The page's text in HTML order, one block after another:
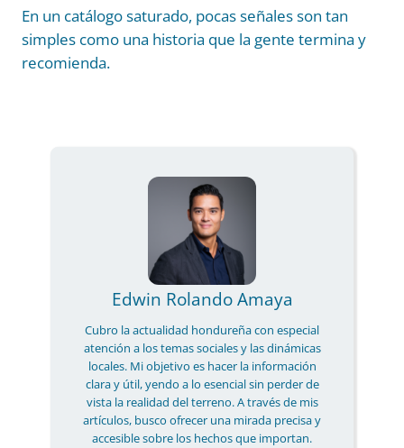
En un catálogo saturado, pocas señales son tan
simples como una historia que la gente termina y
recomienda.
Edwin Rolando Amaya
Cubro la actualidad hondureña con especial
atención a los temas sociales y las dinámicas
locales. Mi objetivo es hacer la información
clara y útil, yendo a lo esencial sin perder de
vista la realidad del terreno. A través de mis
artículos, busco ofrecer una mirada precisa y
accesible sobre los hechos que importan.